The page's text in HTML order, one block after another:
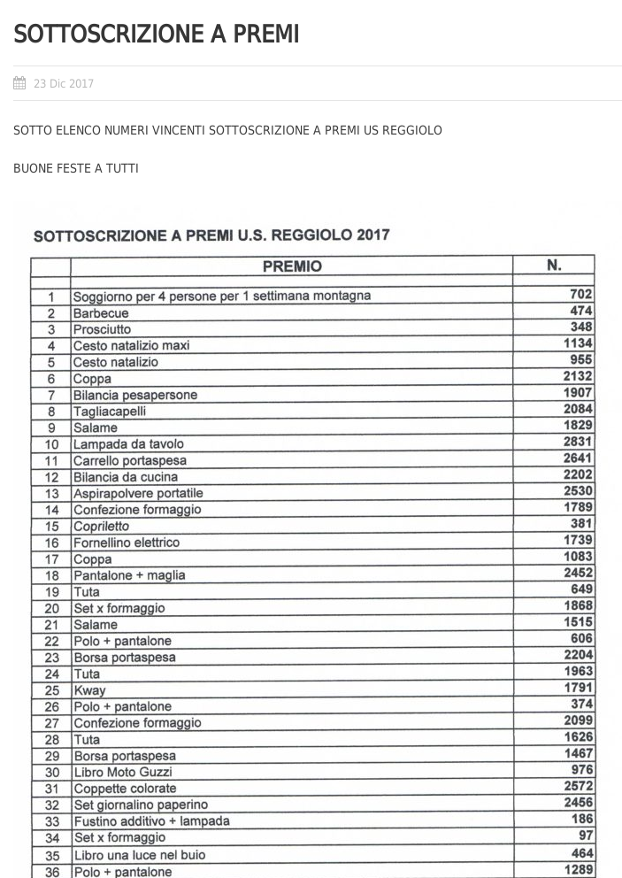
SOTTOSCRIZIONE A PREMI
23 Dic 2017
SOTTO ELENCO NUMERI VINCENTI SOTTOSCRIZIONE A PREMI US REGGIOLO
BUONE FESTE A TUTTI